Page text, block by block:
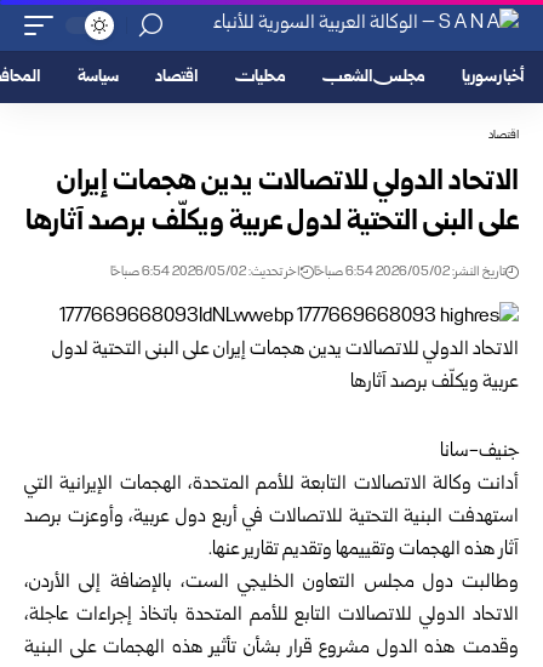
أخبار سوريا مجلس الشعب محليات اقتصاد سياسة
اقتصاد
الاتحاد الدولي للاتصالات يدين هجمات إيران
على البنى التحتية لدول عربية ويكلّف برصد آثارها
تاريخ النشر: 2026/05/02 6:54 صباحًا اخر تحديث: 2026/05/02 6:54 صباحًا
جنيف-سانا
أدانت وكالة الاتصالات التابعة للأمم المتحدة، الهجمات الإيرانيةالتي
استهدفت البنية التحتية للاتصالات في أربع دول عربية، وأوعزت برصد
آثار هذه الهجمات وتقييمها وتقديم تقارير عنها.
وطالبت دول مجلس التعاون الخليجي الست، بالإضافة إلى الأردن،
الاتحاد الدولي للاتصالات التابع للأمم المتحدة باتخاذ إجراءات عاجلة،
وقدمت هذه الدول مشروع قرار بشأن تأثير هذه الهجمات على البنية